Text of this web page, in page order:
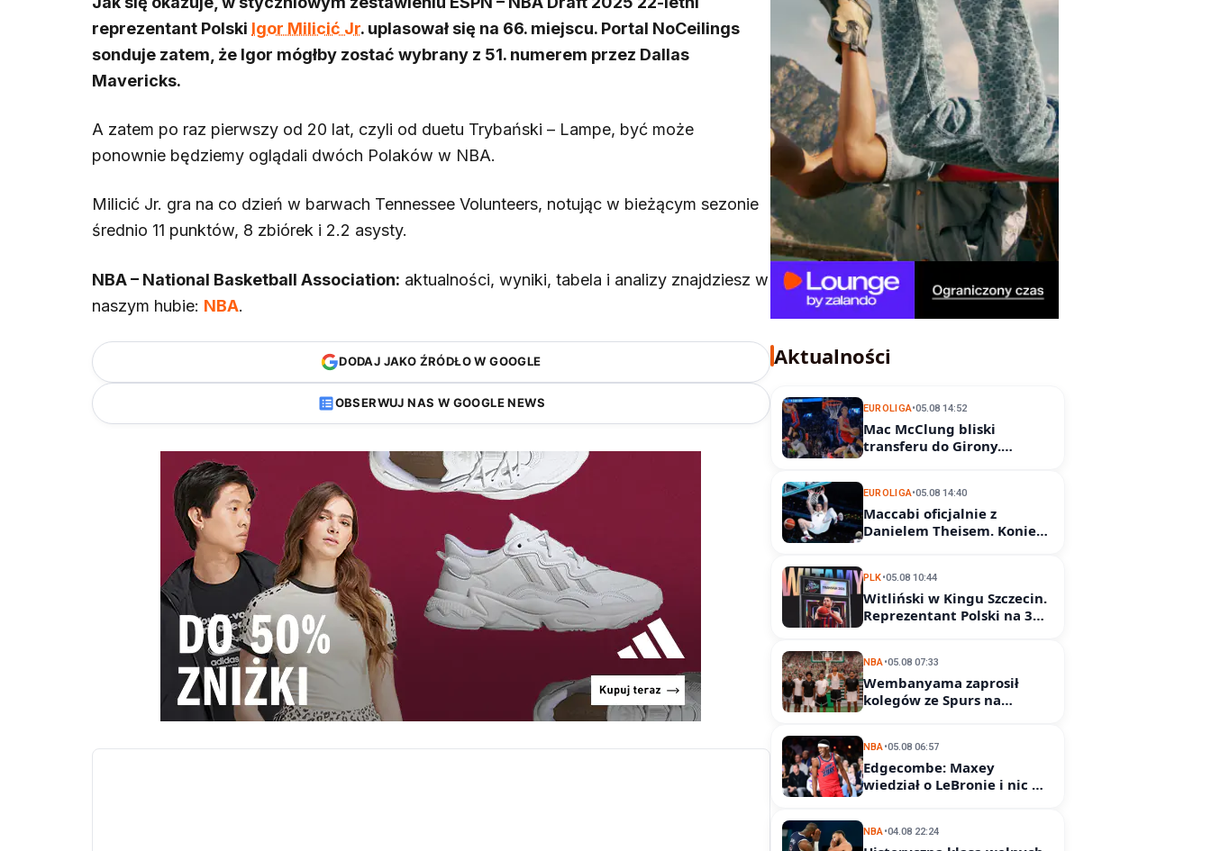
reprezentant Polski Igor Milicić Jr. uplasował się na 66. miejscu. Portal NoCeilings
sonduje zatem, że Igor mógłby zostać wybrany z 51. numerem przez Dallas
Mavericks.
A zatem po raz pierwszy od 20 lat, czyli od duetu Trybański – Lampe, być może
ponownie będziemy oglądali dwóch Polaków w NBA.
Milicić Jr. gra na co dzień w barwach Tennessee Volunteers, notując w bieżącym sezonie
średnio 11 punktów, 8 zbiórek i 2.2 asysty.
NBA – National Basketball Association: aktualności, wyniki, tabela i analizy znajdziesz w
naszym hubie: NBA.
DODAJ JAKO ŹRÓDŁO W GOOGLE
OBSERWUJ NAS W GOOGLE NEWS
Aktualności
EUROLIGA•05.08 14:52
Mac McClung bliski
transferu do Girony.
EUROLIGA•05.08 14:40
Maccabi oficjalnie z
Danielem Theisem. Koniec
PLK•05.08 10:44
Witliński w Kingu Szczecin.
Reprezentant Polski na 3
NBA•05.08 07:33
Wembanyama zaprosił
kolegów ze Spurs na
NBA•05.08 06:57
Edgecombe: Maxey
wiedział o LeBronie i nic mi
NBA•04.08 22:24